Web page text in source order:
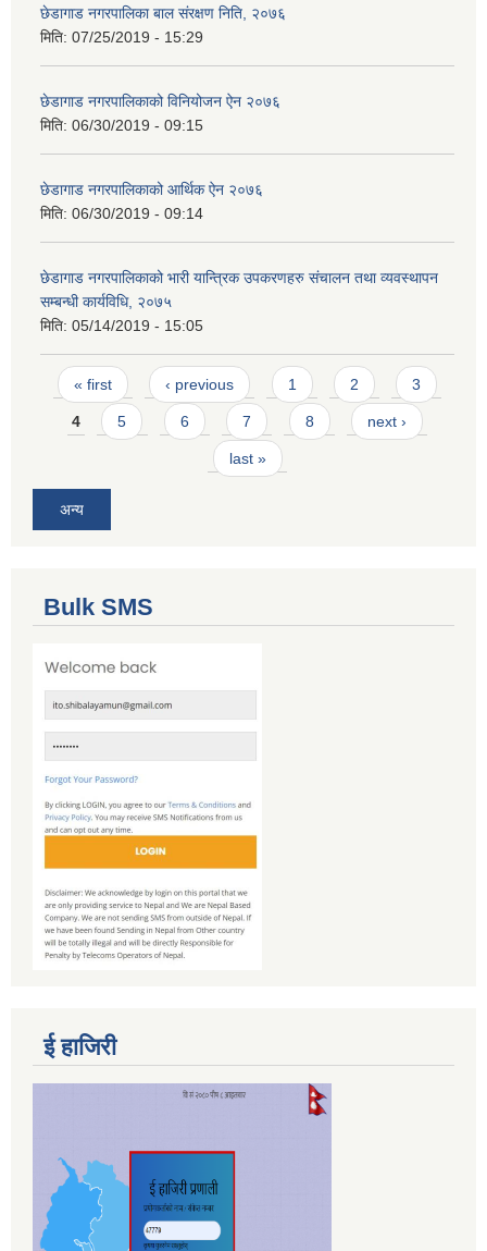
छेडागाड नगरपालिका बाल संरक्षण निति, २०७६
मिति: 07/25/2019 - 15:29
छेडागाड नगरपालिकाको विनियोजन ऐन २०७६
मिति: 06/30/2019 - 09:15
छेडागाड नगरपालिकाको आर्थिक ऐन २०७६
मिति: 06/30/2019 - 09:14
छेडागाड नगरपालिकाको भारी यान्त्रिक उपकरणहरु संचालन तथा व्यवस्थापन
सम्बन्धी कार्यविधि, २०७५
मिति: 05/14/2019 - 15:05
Pages
« first ‹ previous 1 2 3
4 5 6 7 8 next ›
last »
अन्य
Bulk SMS
ई हाजिरी